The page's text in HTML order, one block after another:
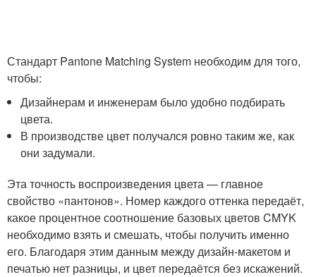
Стандарт Pantone Matching System необходим для того,
чтобы:
Дизайнерам и инженерам было удобно подбирать
цвета.
В производстве цвет получался ровно таким же, как
они задумали.
Эта точность воспроизведения цвета — главное
свойство «пантонов». Номер каждого оттенка передаёт,
какое процентное соотношение базовых цветов CMYK
необходимо взять и смешать, чтобы получить именно
его. Благодаря этим данным между дизайн-макетом и
печатью нет разницы, и цвет передаётся без искажений.